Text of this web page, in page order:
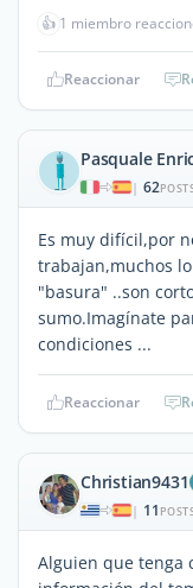
👍 1 miembro
Reaccionar
Pasquale
| 62
Es muy difícil,por
trabajan,muchos
"basura" ..son
sumo.Imagínate
condiciones ...
Reaccionar
Christian9431
| 11
Alguien que tenga